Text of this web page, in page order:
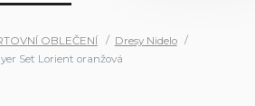
OBLEČENÍ
Dresy Nidelo
Set Lorient oranžová